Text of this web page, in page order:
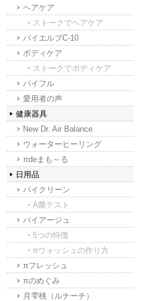
ヘアケア
ストークでヘアケア
パイエルブC-10
ボディケア
ストークでボディケア
パイフル
愛用者の声
健康器具
New Dr. Air Balance
ウォーターヒーリング
πdeまも～る
日用品
パイクリーン
A菌テスト
パイアージュ
5つの特徴
πウォッシュの作り方
πフレッシュ
πのめぐみ
月雫桃（ルナーチ）